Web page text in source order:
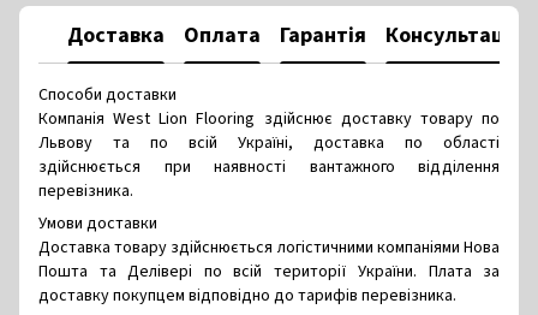
Доставка Оплата Гарантія Консультація
Способи доставки
Компанія West Lion Flooring здійснює доставку товару по
Львову та по всій Україні, доставка по області
здійснюється при наявності вантажного відділення
перевізника.
Умови доставки
Доставка товару здійснюється логістичними компаніями Нова
Пошта та Делівері по всій території України. Плата за
доставку покупцем відповідно до тарифів перевізника.